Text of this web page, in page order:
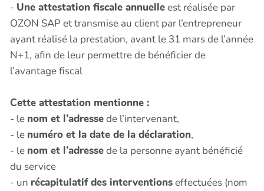
- Une attestation fiscale annuelleest réalisée par
OZON SAP et transmise au client par l’entrepreneur
ayant réalisé la prestation, avant le 31 mars de l’année
N+1, afin de leur permettre de bénéficier de
l’avantage fiscal
Cette attestation mentionne :
- le nom et l’adressede l’intervenant,
- le numéro et la date de la déclaration,
- le nom et l’adressede la personne ayant bénéficié
du service
- un récapitulatif des interventionseffectuées (nom